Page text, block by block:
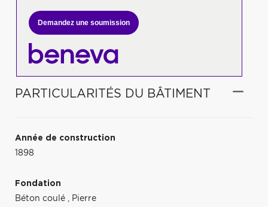
Demandez une soumission
PARTICULARITÉS DU BÂTIMENT
Année de construction
1898
Fondation
Béton coulé , Pierre